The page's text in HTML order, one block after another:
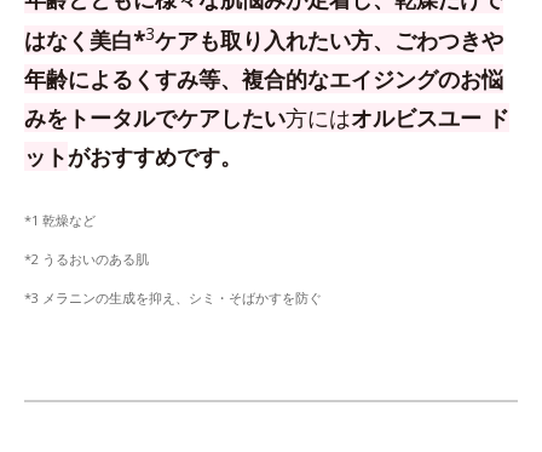
はなく美白*3ケアも取り入れたい方、 ごわつきや
年齢によるくすみ等、複合的なエイジングのお悩
みをトータルでケアしたい方にはオルビスユー ド
ットがおすすめです。
*1 乾燥など
*2 うるおいのある肌
*3 メラニンの生成を抑え、シミ・そばかすを防ぐ